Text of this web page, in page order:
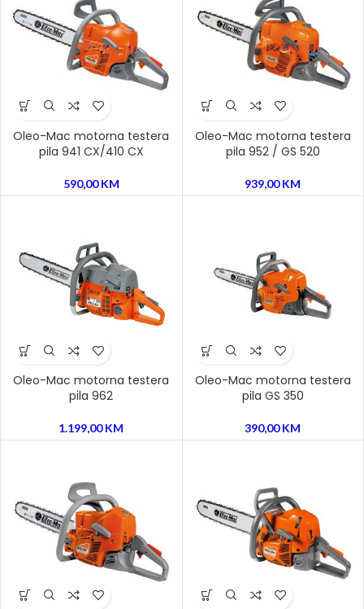
Oleo-Mac motorna testera
pila 941 CX/410 CX
590,00KM
Oleo-Mac motorna testera
pila 952 / GS 520
939,00KM
Oleo-Mac motorna testera
pila 962
1.199,00KM
Oleo-Mac motorna testera
pila GS 350
390,00KM